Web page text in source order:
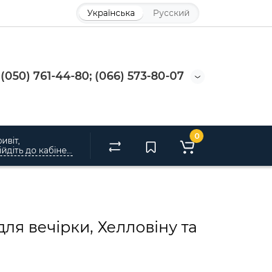
Українська Русский
(050) 761-44-80; (066) 573-80-07
0
вечірки, Хелловіну та